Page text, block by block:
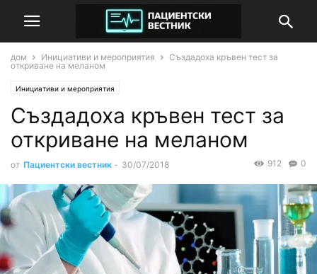
дом Инициативи и мероприятия
Създадоха кръвен тест за
откриване на меланом
Инициативи и мероприятия
Създадоха кръвен тест за
откриване на меланом
от Пациентски вестник - 30/07/2018 0
912